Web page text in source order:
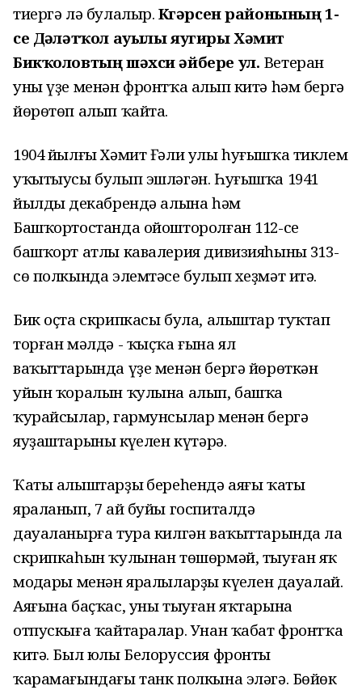
тиергә лә булалыр.Күгәрсен районының 1-
се Дәүләтҡол ауылы яугиры Хәмит
Бикҡоловтың шәхси әйбере ул. Ветеран
уны үҙе менән фронтҡа алып китә һәм бергә
йөрөтөп алып ҡайта.
1904 йылғы Хәмит Ғәли улы һуғышҡа тиклем
уҡытыусы булып эшләгән. Һуғышҡа 1941
йылдың декабрендә алына һәм
Башҡортостанда ойошторолған 112-се
башҡорт атлы кавалерия дивизияһының 313-
сө полкында элемтәсе булып хеҙмәт итә.
Бик оҫта скрипкасы була, алыштар туҡтап
торған мәлдә - ҡыҫҡа ғына ял
ваҡыттарында үҙе менән бергә йөрөткән
уйын ҡоралын ҡулына алып, башҡа
ҡурайсылар, гармунсылар менән бергә
яуҙаштарының күңелен күтәрә.
Ҡаты алыштарҙың береһендә аяғы ҡаты
яраланып, 7 ай буйы госпиталдә
дауаланырға тура килгән ваҡыттарында ла
скрипкаһын ҡулынан төшөрмәй, тыуған яҡ
моңдары менән яралыларҙың күңелен дауалай.
Аяғына баҫҡас, уны тыуған яҡтарына
отпускыға ҡайтаралар. Унан ҡабат фронтҡа
китә. Был юлы Белоруссия фронты
ҡарамағындағы танк полкына эләгә. Бөйөк